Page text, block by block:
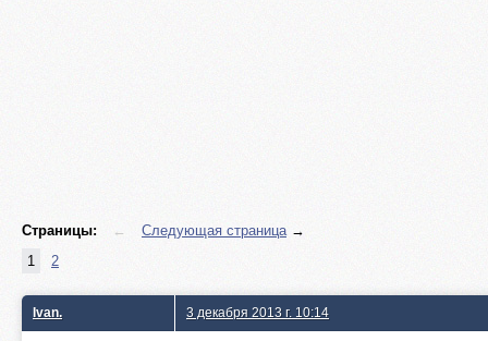
Страницы: ← Следующая страница→
1
2
Ivan. 3 декабря 2013 г. 10:14